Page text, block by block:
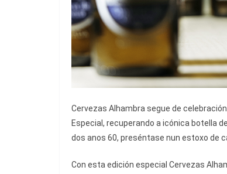
Cervezas Alhambra segue de
Especial, recuperando a icónica botella
dos anos 60, preséntase nun estoxo de
Con esta edición especial Cervezas